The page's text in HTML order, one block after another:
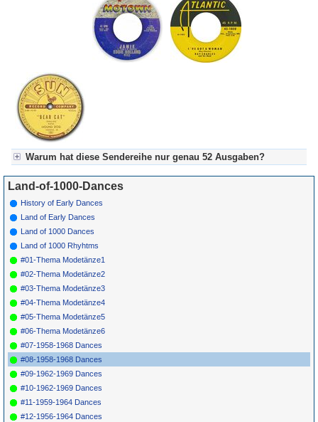
Warum hat diese Sendereihe nur genau 52 Ausgaben?
Weil unsere Sendekonzeption immer ein komplettes Sendejahr im
Blick hat mit 52 (oder manchmal 53) Wochenausgaben, d.h. unser
Wiederholungsturnus von unseren Sendereihen beträgt immer genau
1 Jahr.
Land-of-1000-Dances
History of Early Dances
Land of Early Dances
Land of 1000 Dances
Land of 1000 Rhyhtms
#01-Thema Modetänze1
#02-Thema Modetänze2
#03-Thema Modetänze3
#04-Thema Modetänze4
#05-Thema Modetänze5
#06-Thema Modetänze6
#07-1958-1968 Dances
#08-1958-1968 Dances
#09-1962-1969 Dances
#10-1962-1969 Dances
#11-1959-1964 Dances
#12-1956-1964 Dances